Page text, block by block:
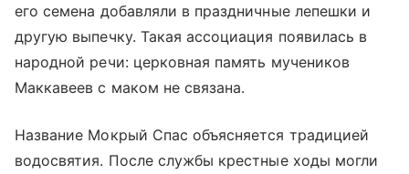
его семена добавляли в праздничные лепешки и
другую выпечку. Такая ассоциация появилась в
народной речи: церковная память мучеников
Маккавеев с маком не связана.
Название Мокрый Спас объясняется традицией
водосвятия. После службы крестные ходы могли